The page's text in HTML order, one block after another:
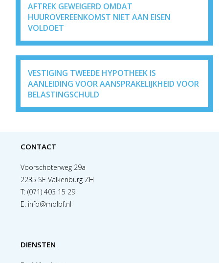
AFTREK GEWEIGERD OMDAT
HUUROVEREENKOMST NIET AAN EISEN
VOLDOET
VESTIGING TWEEDE HYPOTHEEK IS
AANLEIDING VOOR AANSPRAKELIJKHEID VOOR
BELASTINGSCHULD
CONTACT
Voorschoterweg 29a
2235 SE Valkenburg ZH
T:(071) 403 15 29
E: info@molbf.nl
DIENSTEN